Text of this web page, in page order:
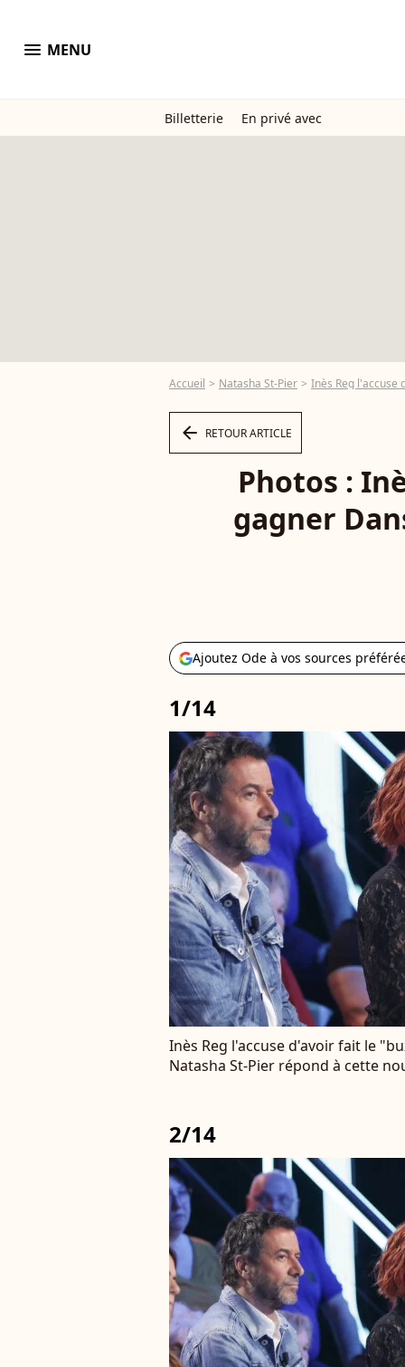
menu MENU
Billetterie En privé avec
Accueil Natasha St-Pier Inès Reg l'accuse
arrow_left RETOUR ARTICLE
Photos :
gagner
Ajoutez Ode à vos sources
1/14
Inès Reg l'accuse d'avoir fait le
Natasha St-Pier répond à cette
2/14